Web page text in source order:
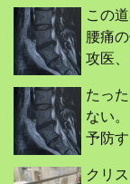
この
腰痛
攻医
たっ
ない
予防
クリ